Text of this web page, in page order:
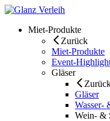
Skip
contentMiet-Produkte
Zurück
Miet-Produkte
Event-
Gläser
Gläser
Wasser-
Wein- &